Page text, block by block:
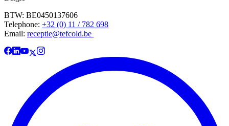
BTW: BE0450137606
Telephone: +32 (0) 11 / 782 698
Email: receptie@tefcold.be